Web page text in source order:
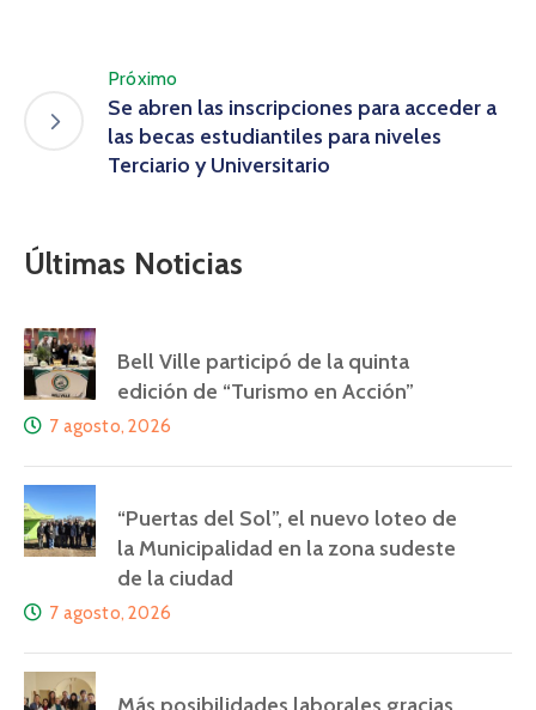
Próximo
Se abren las inscripciones para acceder a
las becas estudiantiles para niveles
Terciario y Universitario
Últimas Noticias
Bell Ville participó de la quinta
edición de “Turismo en Acción”
7 agosto, 2026
“Puertas del Sol”, el nuevo loteo de
la Municipalidad en la zona sudeste
de la ciudad
7 agosto, 2026